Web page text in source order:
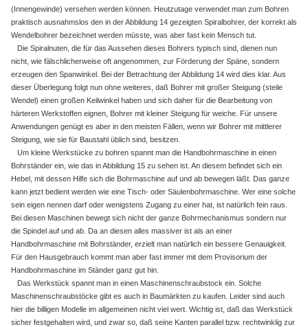
(Innengewinde) versehen werden können. Heutzutage verwendet man zum Bohren
praktisch ausnahmslos den in der Abbildung 14 gezeigten Spiralbohrer, der korrekt als
Wendelbohrer bezeichnet werden müsste, was aber fast kein Mensch tut.
Die Spiralnuten, die für das Aussehen dieses Bohrers typisch sind, dienen nun
nicht, wie fälschlicherweise oft angenommen, zur Förderung der Späne, sondern
erzeugen den Spanwinkel. Bei der Betrachtung der Abbildung 14 wird dies klar. Aus
dieser Überlegung folgt nun ohne weiteres, daß Bohrer mit großer Steigung (steile
Wendel) einen großen Keilwinkel haben und sich daher für die Bearbeitung von
härteren Werkstoffen eignen, Bohrer mit kleiner Steigung für weiche. Für unsere
Anwendungen genügt es aber in den meisten Fällen, wenn wir Bohrer mit mittlerer
Steigung, wie sie für Baustahl üblich sind, besitzen.
Um kleine Werkstücke zu bohren spannt man die Handbohrmaschine in einen
Bohrständer ein, wie das in Abbildung 15 zu sehen ist. An diesem befindet sich ein
Hebel, mit dessen Hilfe sich die Bohrmaschine auf und ab bewegen läßt. Das ganze
kann jetzt bedient werden wie eine Tisch- oder Säulenbohrmaschine. Wer eine solche
sein eigen nennen darf oder wenigstens Zugang zu einer hat, ist natürlich fein raus.
Bei diesen Maschinen bewegt sich nicht der ganze Bohrmechanismus sondern nur
die Spindel auf und ab. Da an diesen alles massiver ist als an einer
Handbohrmaschine mit Bohrständer, erzielt man natürlich ein bessere Genauigkeit.
Für den Hausgebrauch kommt man aber fast immer mit dem Provisorium der
Handbohrmaschine im Ständer ganz gut hin.
Das Werkstück spannt man in einen Maschinenschraubstock ein. Solche
Maschinenschraubstöcke gibt es auch in Baumärkten zu kaufen. Leider sind auch
hier die billigen Modelle im allgemeinen nicht viel wert. Wichtig ist, daß das Werkstück
sicher festgehalten wird, und zwar so, daß seine Kanten parallel bzw. rechtwinklig zur